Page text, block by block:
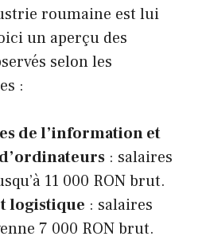
roumaine est lui
un aperçu des
selon les
:
de l’information et
: salaires
11 000 RON brut.
logistique : salaires
7 000 RON brut.